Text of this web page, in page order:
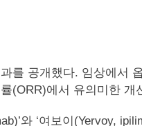
를 공개했다. 임상에서
(ORR)에서 유의미한 개
와 ‘여보이(Yervoy,